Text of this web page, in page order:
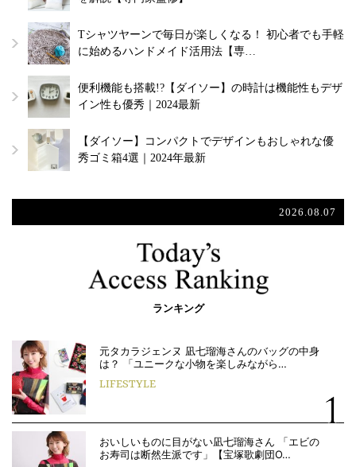
Tシャツヤーンで毎日が楽しくなる！ 初心者でも手軽
に始めるハンドメイド活用法【専…
便利機能も搭載!?【ダイソー】の時計は機能性もデザ
イン性も優秀｜2024最新
【ダイソー】コンパクトでデザインもおしゃれな優
秀ゴミ箱4選｜2024年最新
2026.08.07
ランキング
元タカラジェンヌ 凪七瑠海さんのバッグの中身
は？ 「ユニークな小物を楽しみながら…
LIFESTYLE
おいしいものに目がない凪七瑠海さん 「エビの
お寿司は断然生派です」【宝塚歌劇団O…